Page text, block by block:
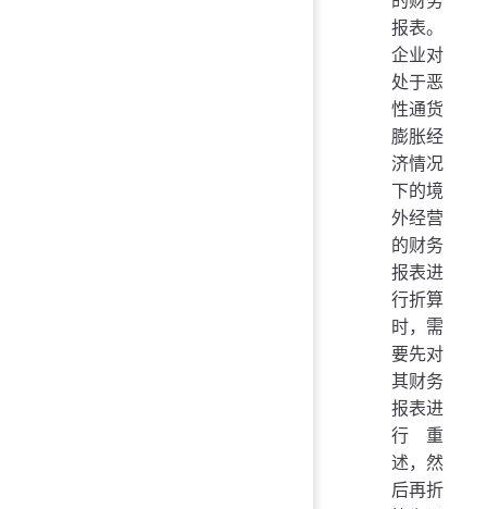
报表。
企业对
处于恶
性通货
膨胀经
济情况
下的境
外经营
的财务
报表进
行折算
时，需
要先对
其财务
报表进
行重
述，然
后再折